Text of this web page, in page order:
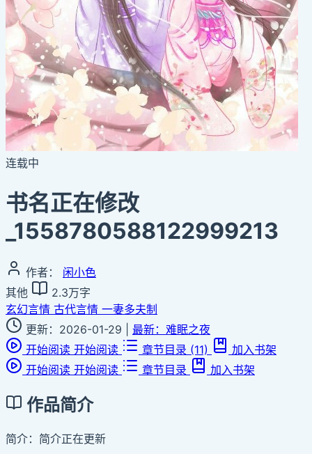
连载中
书名正在修改
_1558780588122999213
作者：
闲小色
其他
2.3万字
玄幻言情 古代言情 一妻多夫制
更新：2026-01-29
最新：难眠之夜
开始阅读 开始阅读 章节目录 (11)
加入书架
开始阅读 开始阅读 章节目录 加入书架
作品简介
简介：简介正在更新